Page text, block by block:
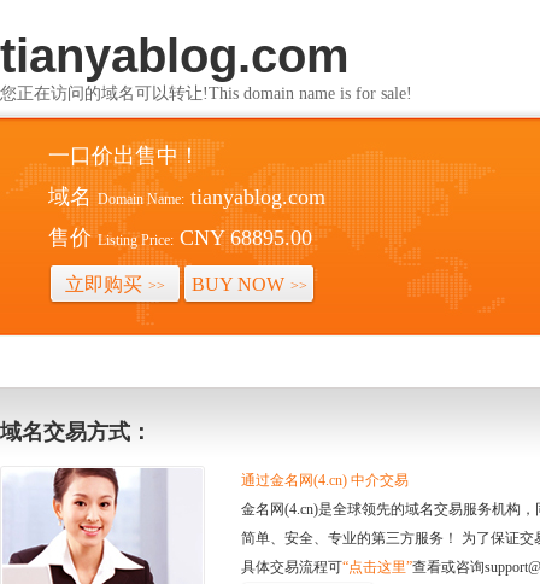
tianyablog.com
您正在访问的域名可以转让!This domain name is for sale!
一口价出售中！
域名 Domain Name: tianyablog.com
售价 Listing Price: CNY 68895.00
立即购买 >> BUY NOW >>
域名交易方式：
通过金名网(4.cn) 中介交易
金名网(4.cn)是全球领先的域名交易服务机构
简单、安全、专业的第三方服务！ 为了保证
具体交易流程可“点击这里”查看或咨询